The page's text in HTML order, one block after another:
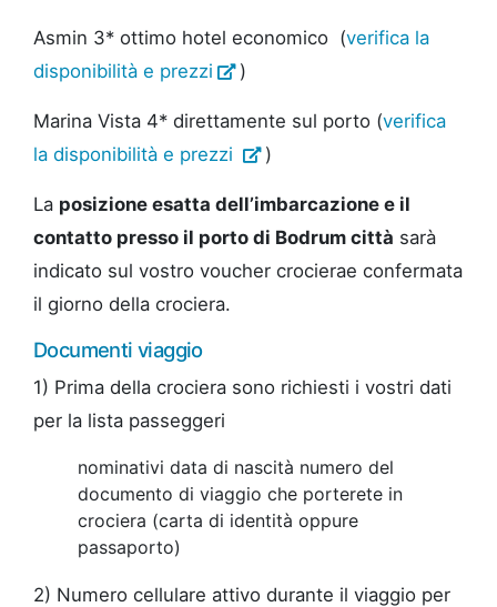
Asmin 3* ottimo hotel economico (verifica la
disponibilità e prezzi
)
Marina Vista 4* direttamente sul porto (verifica
la disponibilità e prezzi
)
La posizione esatta dell’imbarcazione e il
contatto presso il porto di Bodrum città sarà
indicato sul vostro voucher crocierae confermata
il giorno della crociera.
Documenti viaggio
1) Prima della crociera sono richiesti i vostri dati
per la lista passeggeri
nominativi data di nascità numero del
documento di viaggio che porterete in
crociera (carta di identità oppure
passaporto)
2) Numero cellulare attivo durante il viaggio per